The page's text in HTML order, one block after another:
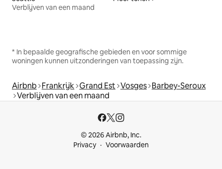
Verblijven van een maand
* In bepaalde geografische gebieden en voor sommige
woningen kunnen uitzonderingen van toepassing zijn.
Airbnb Frankrijk Grand Est Vosges Barbey-Seroux
Verblijven van een maand
© 2026 Airbnb, Inc.
Privacy
Voorwaarden